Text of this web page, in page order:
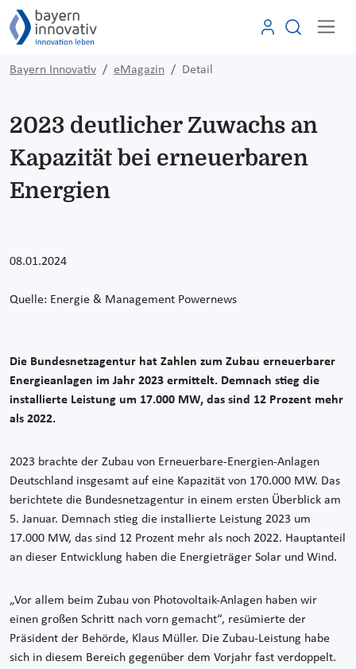
Bayern Innovativ eMagazin Detail
2023 deutlicher Zuwachs an
Kapazität bei erneuerbaren
Energien
08.01.2024
Quelle: Energie & Management Powernews
Die Bundesnetzagentur hat Zahlen zum Zubau erneuerbarer
Energieanlagen im Jahr 2023 ermittelt. Demnach stieg die
installierte Leistung um 17.000 MW, das sind 12 Prozent mehr
als 2022.
2023 brachte der Zubau von Erneuerbare-Energien-Anlagen
Deutschland insgesamt auf eine Kapazität von 170.000 MW. Das
berichtete die Bundesnetzagentur in einem ersten Überblick am
5. Januar. Demnach stieg die installierte Leistung 2023 um
17.000 MW, das sind 12 Prozent mehr als noch 2022. Hauptanteil
an dieser Entwicklung haben die Energieträger Solar und Wind.
„Vor allem beim Zubau von Photovoltaik-Anlagen haben wir
einen großen Schritt nach vorn gemacht“, resümierte der
Präsident der Behörde, Klaus Müller. Die Zubau-Leistung habe
sich in diesem Bereich gegenüber dem Vorjahr fast verdoppelt.